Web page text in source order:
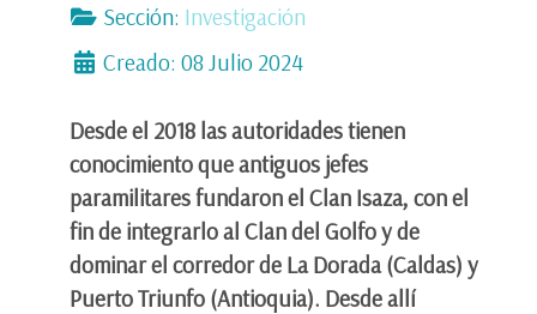
Sección: Investigación
Creado: 08 Julio 2024
Desde el 2018 las autoridades tienen
conocimiento que antiguos jefes
paramilitares fundaron el Clan Isaza, con el
fin de integrarlo al Clan del Golfo y de
dominar el corredor de La Dorada (Caldas) y
Puerto Triunfo (Antioquia). Desde allí